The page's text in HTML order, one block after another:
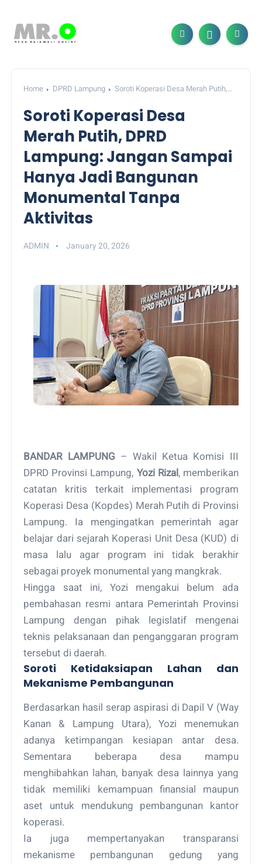
Home DPRD Lampung
Soroti Koperasi Desa Merah Putih,
Monumental Tanpa Aktivitas
Soroti Koperasi Desa
Merah Putih, DPRD
Lampung: Jangan Sampai
Hanya Jadi Bangunan
Monumental Tanpa
Aktivitas
ADMIN January 20, 2026
BANDAR LAMPUNG – Wakil Ketua Komisi III
DPRD Provinsi Lampung, Yozi Rizal, memberikan
catatan kritis terkait implementasi program
Koperasi Desa (Kopdes) Merah Putih di Provinsi
Lampung. Ia mengingatkan pemerintah agar
belajar dari sejarah Koperasi Unit Desa (KUD) di
masa lalu agar program ini tidak berakhir
sebagai proyek monumental yang mangkrak.
Hingga saat ini, Yozi mengakui belum ada
pembahasan resmi antara Pemerintah Provinsi
Lampung dengan pihak legislatif mengenai
teknis pelaksanaan dan penganggaran program
tersebut di daerah.
Soroti Ketidaksiapan Lahan dan
Mekanisme Pembangunan
Berdasarkan hasil serap aspirasi di Dapil V (Way
Kanan & Lampung Utara), Yozi menemukan
adanya ketimpangan kesiapan antar desa.
Sementara beberapa desa mampu
menghibahkan lahan, banyak desa lainnya yang
tidak memiliki kemampuan finansial maupun
aset untuk mendukung pembangunan kantor
koperasi.
Ia juga mempertanyakan transparansi
mekanisme pembangunan gedung yang